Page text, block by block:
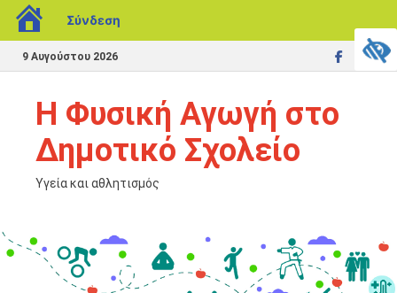
Σύνδεση
9 Αυγούστου 2026
Η Φυσική Αγωγή στο
Δημοτικό Σχολείο
Υγεία και αθλητισμός